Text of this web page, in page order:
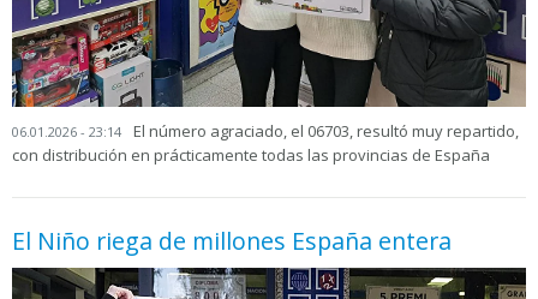
06.01.2026 - 23:14
El número agraciado, el 06703, resultó muy repartido,
con distribución en prácticamente todas las provincias de España
El Niño riega de millones España entera